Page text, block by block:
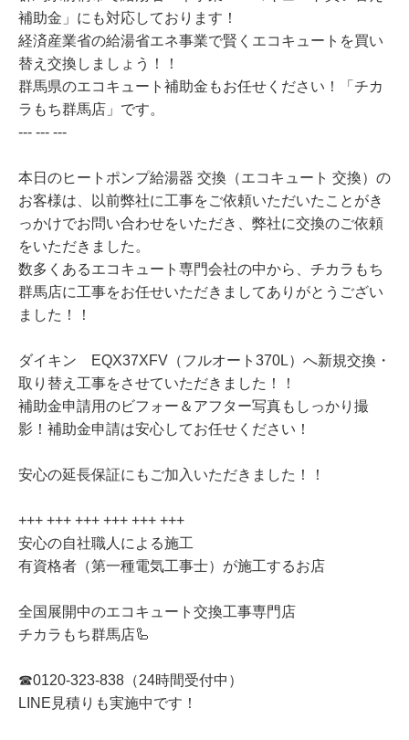
補助金」にも対応しております！
経済産業省の給湯省エネ事業で賢くエコキュートを買い
替え交換しましょう！！
群馬県のエコキュート補助金もお任せください！「チカ
ラもち群馬店」です。
--- --- ---
本日のヒートポンプ給湯器 交換（エコキュート 交換）の
お客様は、以前弊社に工事をご依頼いただいたことがき
っかけでお問い合わせをいただき、弊社に交換のご依頼
をいただきました。
数多くあるエコキュート専門会社の中から、チカラもち
群馬店に工事をお任せいただきましてありがとうござい
ました！！
ダイキン EQX37XFV（フルオート370L）へ新規交換・
取り替え工事をさせていただきました！！
補助金申請用のビフォー＆アフター写真もしっかり撮
影！補助金申請は安心してお任せください！
安心の延長保証にもご加入いただきました！！
+++ +++ +++ +++ +++ +++
安心の自社職人による施工
有資格者（第一種電気工事士）が施工するお店
全国展開中のエコキュート交換工事専門店
チカラもち群馬店🦾
☎0120-323-838（24時間受付中）
LINE見積りも実施中です！